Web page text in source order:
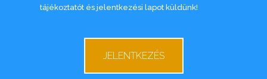
tájékoztatót és jelentkezési lapot küldünk!
JELENTKEZÉS